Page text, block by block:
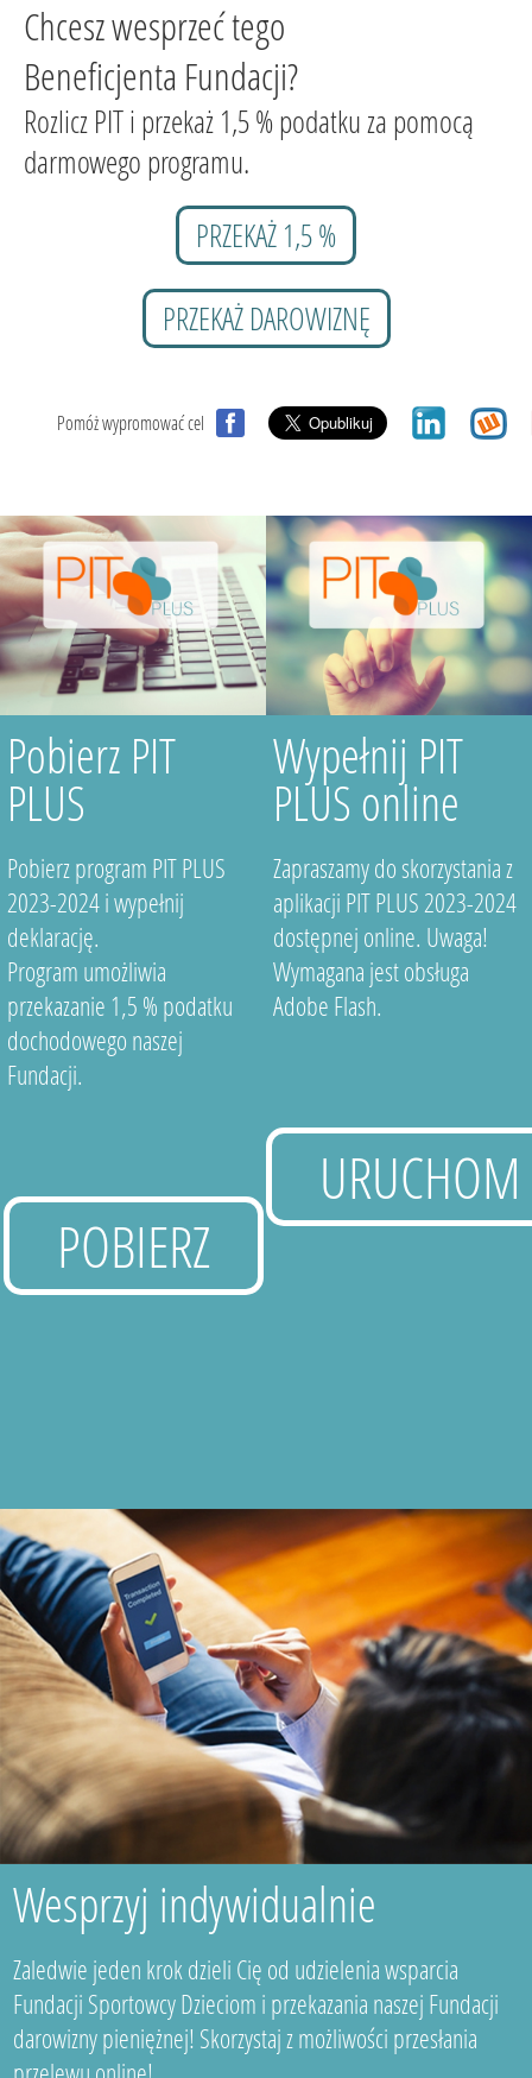
Chcesz wesprzeć tego
Beneficjenta Fundacji?
Rozlicz PIT i przekaż 1,5 % podatku za pomocą
darmowego programu.
PRZEKAŻ 1,5 %
PRZEKAŻ DAROWIZNĘ
Pomóż wypromować cel
Pobierz PIT
PLUS
Pobierz program PIT PLUS
2023-2024 i wypełnij
deklarację.
Program umożliwia
przekazanie 1,5 % podatku
dochodowego naszej
Fundacji.
POBIERZ
Wypełnij PIT
PLUS online
Zapraszamy do skorzystania z
aplikacji PIT PLUS 2023-2024
dostępnej online. Uwaga!
Wymagana jest obsługa
Adobe Flash.
URUCHOM
Wesprzyj indywidualnie
Zaledwie jeden krok dzieli Cię od udzielenia wsparcia
Fundacji Sportowcy Dzieciom i przekazania naszej Fundacji
darowizny pieniężnej! Skorzystaj z możliwości przesłania